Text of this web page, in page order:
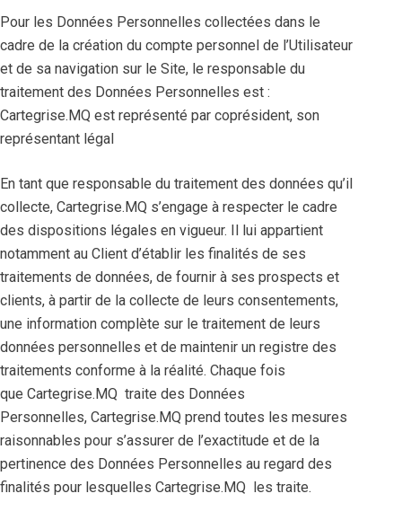
Pour les Données Personnelles collectées dans le
cadre de la création du compte personnel de l’Utilisateur
et de sa navigation sur le Site, le responsable du
traitement des Données Personnelles est :
Cartegrise.MQ est représenté par coprésident, son
représentant légal
En tant que responsable du traitement des données qu’il
collecte, Cartegrise.MQ s’engage à respecter le cadre
des dispositions légales en vigueur. Il lui appartient
notamment au Client d’établir les finalités de ses
traitements de données, de fournir à ses prospects et
clients, à partir de la collecte de leurs consentements,
une information complète sur le traitement de leurs
données personnelles et de maintenir un registre des
traitements conforme à la réalité. Chaque fois
que Cartegrise.MQ traite des Données
Personnelles, Cartegrise.MQ prend toutes les mesures
raisonnables pour s’assurer de l’exactitude et de la
pertinence des Données Personnelles au regard des
finalités pour lesquelles Cartegrise.MQ les traite.